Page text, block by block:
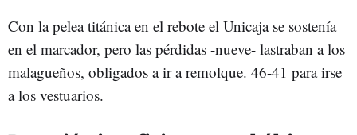
Con la pelea titánica en el rebote el Unicaja se sostenía
en el marcador, pero las pérdidas -nueve- lastraban a los
malagueños, obligados a ir a remolque. 46-41 para irse
a los vestuarios.